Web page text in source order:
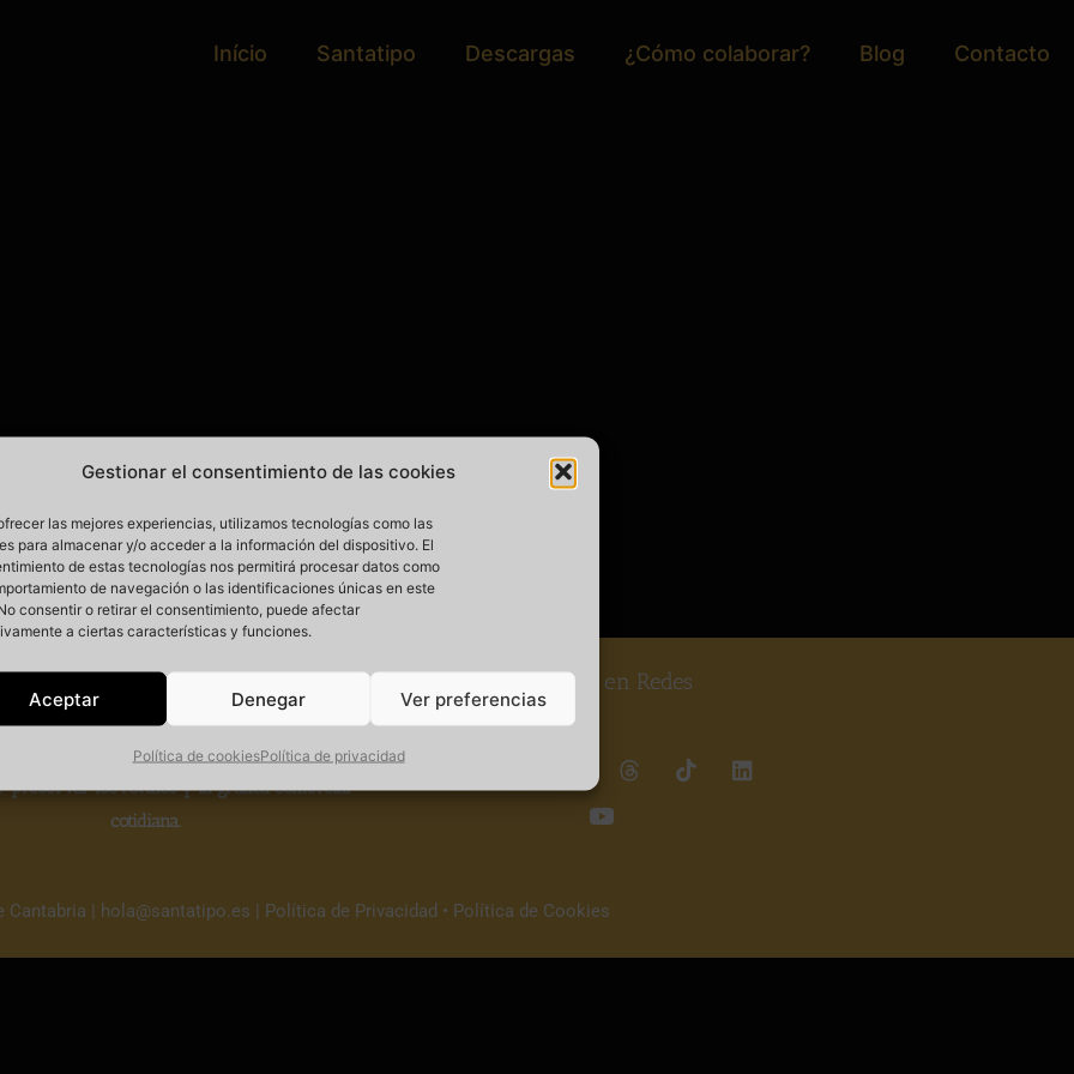
Gestionar el consentimiento de las cookies
las mejores experiencias, utilizamos tecnologías como las
para almacenar y/o acceder a la información del dispositivo. El
de estas tecnologías nos permitirá procesar datos como
de navegación o las identificaciones únicas en este
consentir o retirar el consentimiento, puede afectar
a ciertas características y funciones.
Aceptar Denegar Ver preferencias
Política de cookiesPolítica de privacidad
Início Santatipo Descargas ¿Cómo colaborar? Blog Contacto
proyecto cultural sin ánimo de lucro que
preservar los rótulos y la gráfica comercial
cotidiana.
Siguenos en Redes
Cantabria | hola@santatipo.es | Política de Privacidad • Política de Cookies